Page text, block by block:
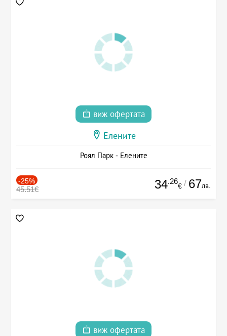
виж офертата
Елените
Роял Парк - Елените
-25%
45.51€ 34.26
€ / 67лв.
виж офертата